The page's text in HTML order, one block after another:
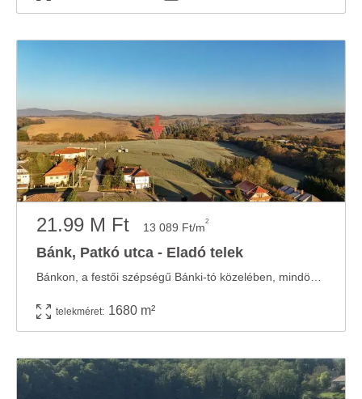
21.99 M Ft 13 089 Ft/m2
Bánk, Patkó utca - Eladó telek
telekméret: 1680 m²